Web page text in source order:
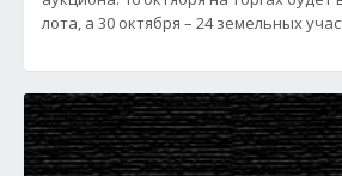
лота, а 30 октября – 24 земельных